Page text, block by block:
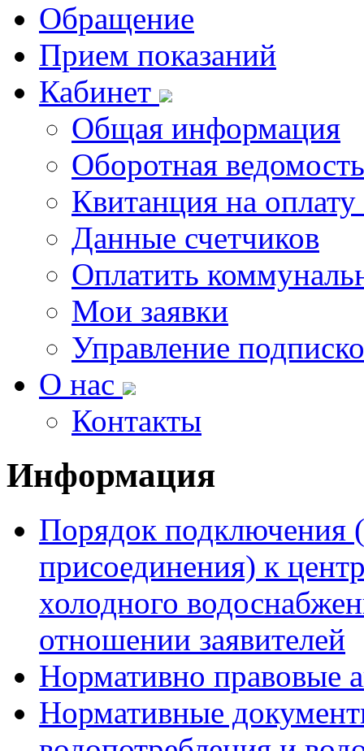
Обращение
Прием показаний
Кабинет
Общая информация
Оборотная ведомость
Квитанция на
Данные счетчиков
Оплатить
Мои заявки
Управление
О нас
Контакты
Информация
Порядок подключения
присоединения) к
холодного
отношении заявителей
Нормативно правовые
Нормативные